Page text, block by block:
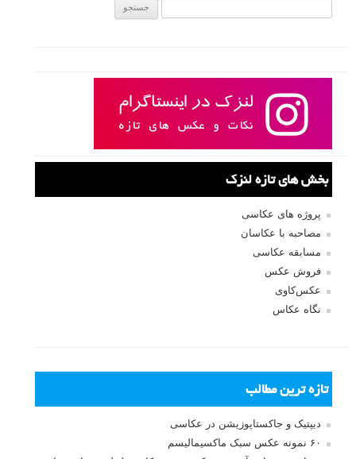
بخش های تازه لنزک
پروژه های عکاسی
مصاحبه با عکاسان
مسابقه عکاسی
فروش عکس
عکس‌کاوی
نگاه عکاس
تازه ترین مطالب
دیپتیک و جاکستا‌پوزیشن در عکاسی
۶۰ نمونه عکس سبک ماکسیمالیسم